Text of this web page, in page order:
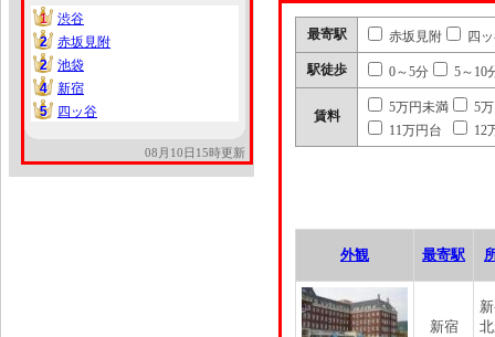
1
1
渋谷
2
2
赤坂見附
2
2
池袋
4
4
新宿
5
5 四ッ谷
08月10日15時更新
最寄駅 赤坂見附 四
駅徒歩 0～5分 5～10
賃料
5万円未満
5
11万円台
12
外観 最寄駅
新宿